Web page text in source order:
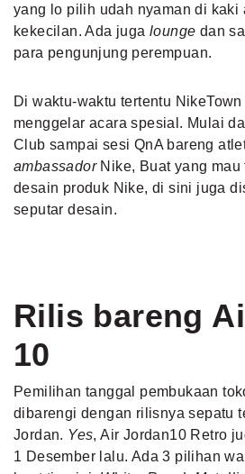
yang lo pilih udah nyaman di kaki
kekecilan. Ada juga lounge dan
para pengunjung perempuan.
Di waktu-waktu tertentu
menggelar acara spesial. Mulai
Club sampai sesi QnA bareng
ambassador Nike, Buat yang
desain produk Nike, di sini juga
seputar desain.
Rilis bareng
10
Pemilihan tanggal pembukaan
dibarengi dengan rilisnya sepatu
Jordan. Yes, Air Jordan10 Retro
1 Desember lalu. Ada 3 pilihan